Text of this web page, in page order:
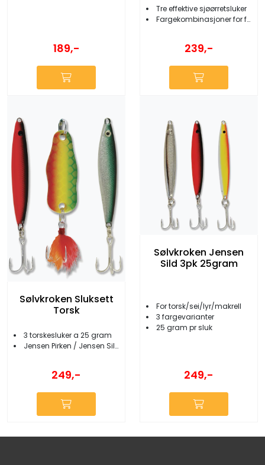
189,-
Tre effektive sjøørretsluker
Fargekombinasjoner for flere værforhold
239,-
Sølvkroken Sluksett
Torsk
3 torskesluker a 25 gram
Jensen Pirken / Jensen Sild / Slukhals
249,-
Sølvkroken Jensen
Sild 3pk 25gram
For torsk/sei/lyr/makrell
3 fargevarianter
25 gram pr sluk
249,-